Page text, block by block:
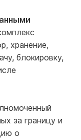
хранение,
блокировку,
за границу и
о